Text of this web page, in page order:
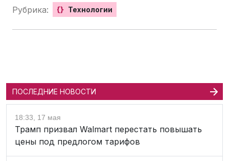
Рубрика: {} Технологии
ПОСЛЕДНИЕ НОВОСТИ
18:33, 17 мая
Трамп призвал Walmart перестать повышать
цены под предлогом тарифов